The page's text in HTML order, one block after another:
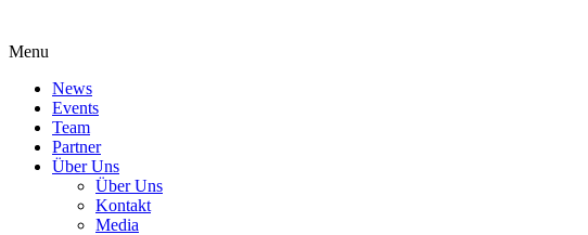
Menu
News
Events
Team
Partner
Über Uns
Über Uns
Kontakt
Media